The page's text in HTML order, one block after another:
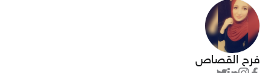
فرح القصاص